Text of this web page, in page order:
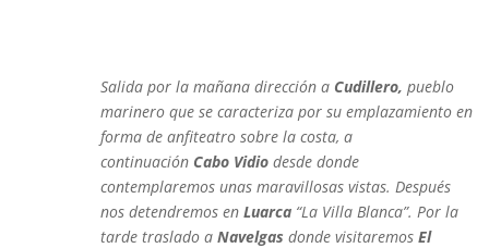
Salida por la mañana dirección a Cudillero,pueblo
marinero que se caracteriza por su emplazamiento en
forma de anfiteatro sobre la costa, a
continuación Cabo Vidiodesde donde
contemplaremos unas maravillosas vistas. Después
nos detendremos enLuarca “La Villa Blanca”. Por la
tarde traslado aNavelgasdonde visitaremos El